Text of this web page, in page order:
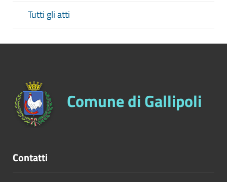
Tutti gli atti
Comune di Gallipoli
Contatti